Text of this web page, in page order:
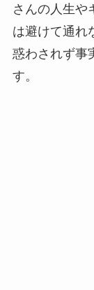
さんの人生や
は避けて通れ
惑わされず事
す。